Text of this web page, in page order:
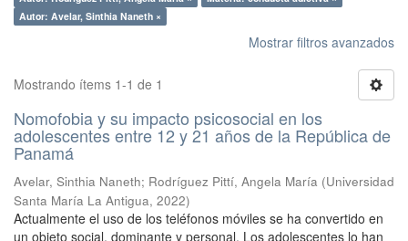
Autor: Avelar, Sinthia Naneth ×
Mostrar filtros avanzados
Mostrando ítems 1-1 de 1
Nomofobia y su impacto psicosocial en los
adolescentes entre 12 y 21 años de la República de
Panamá
Avelar, Sinthia Naneth; Rodríguez Pittí, Angela María (Universidad
Santa María La Antigua, 2022)
Actualmente el uso de los teléfonos móviles se ha convertido en
un objeto social, dominante y personal. Los adolescentes lo han